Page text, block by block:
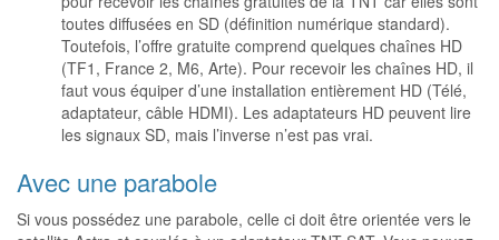
toutes diffusées en SD (définition numérique standard).
Toutefois, l’offre gratuite comprend quelques chaînes HD
(TF1, France 2, M6, Arte). Pour recevoir les chaînes HD, il
faut vous équiper d’une installation entièrement HD (Télé,
adaptateur, câble HDMI). Les adaptateurs HD peuvent lire
les signaux SD, mais l’inverse n’est pas vrai.
Avec une parabole
Si vous possédez une parabole, celle ci doit être orientée vers le